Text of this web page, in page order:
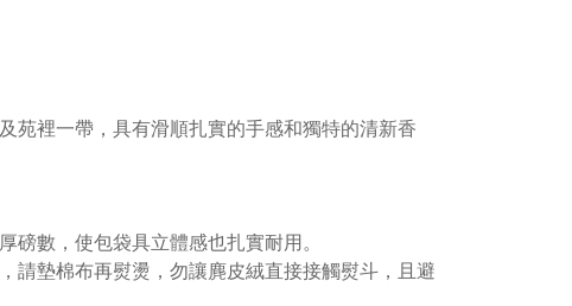
苑裡一帶，具有滑順扎實的手感和獨特的清新香
數，使包袋具立體感也扎實耐用。
請墊棉布再熨燙，勿讓麂皮絨直接接觸熨斗，且避